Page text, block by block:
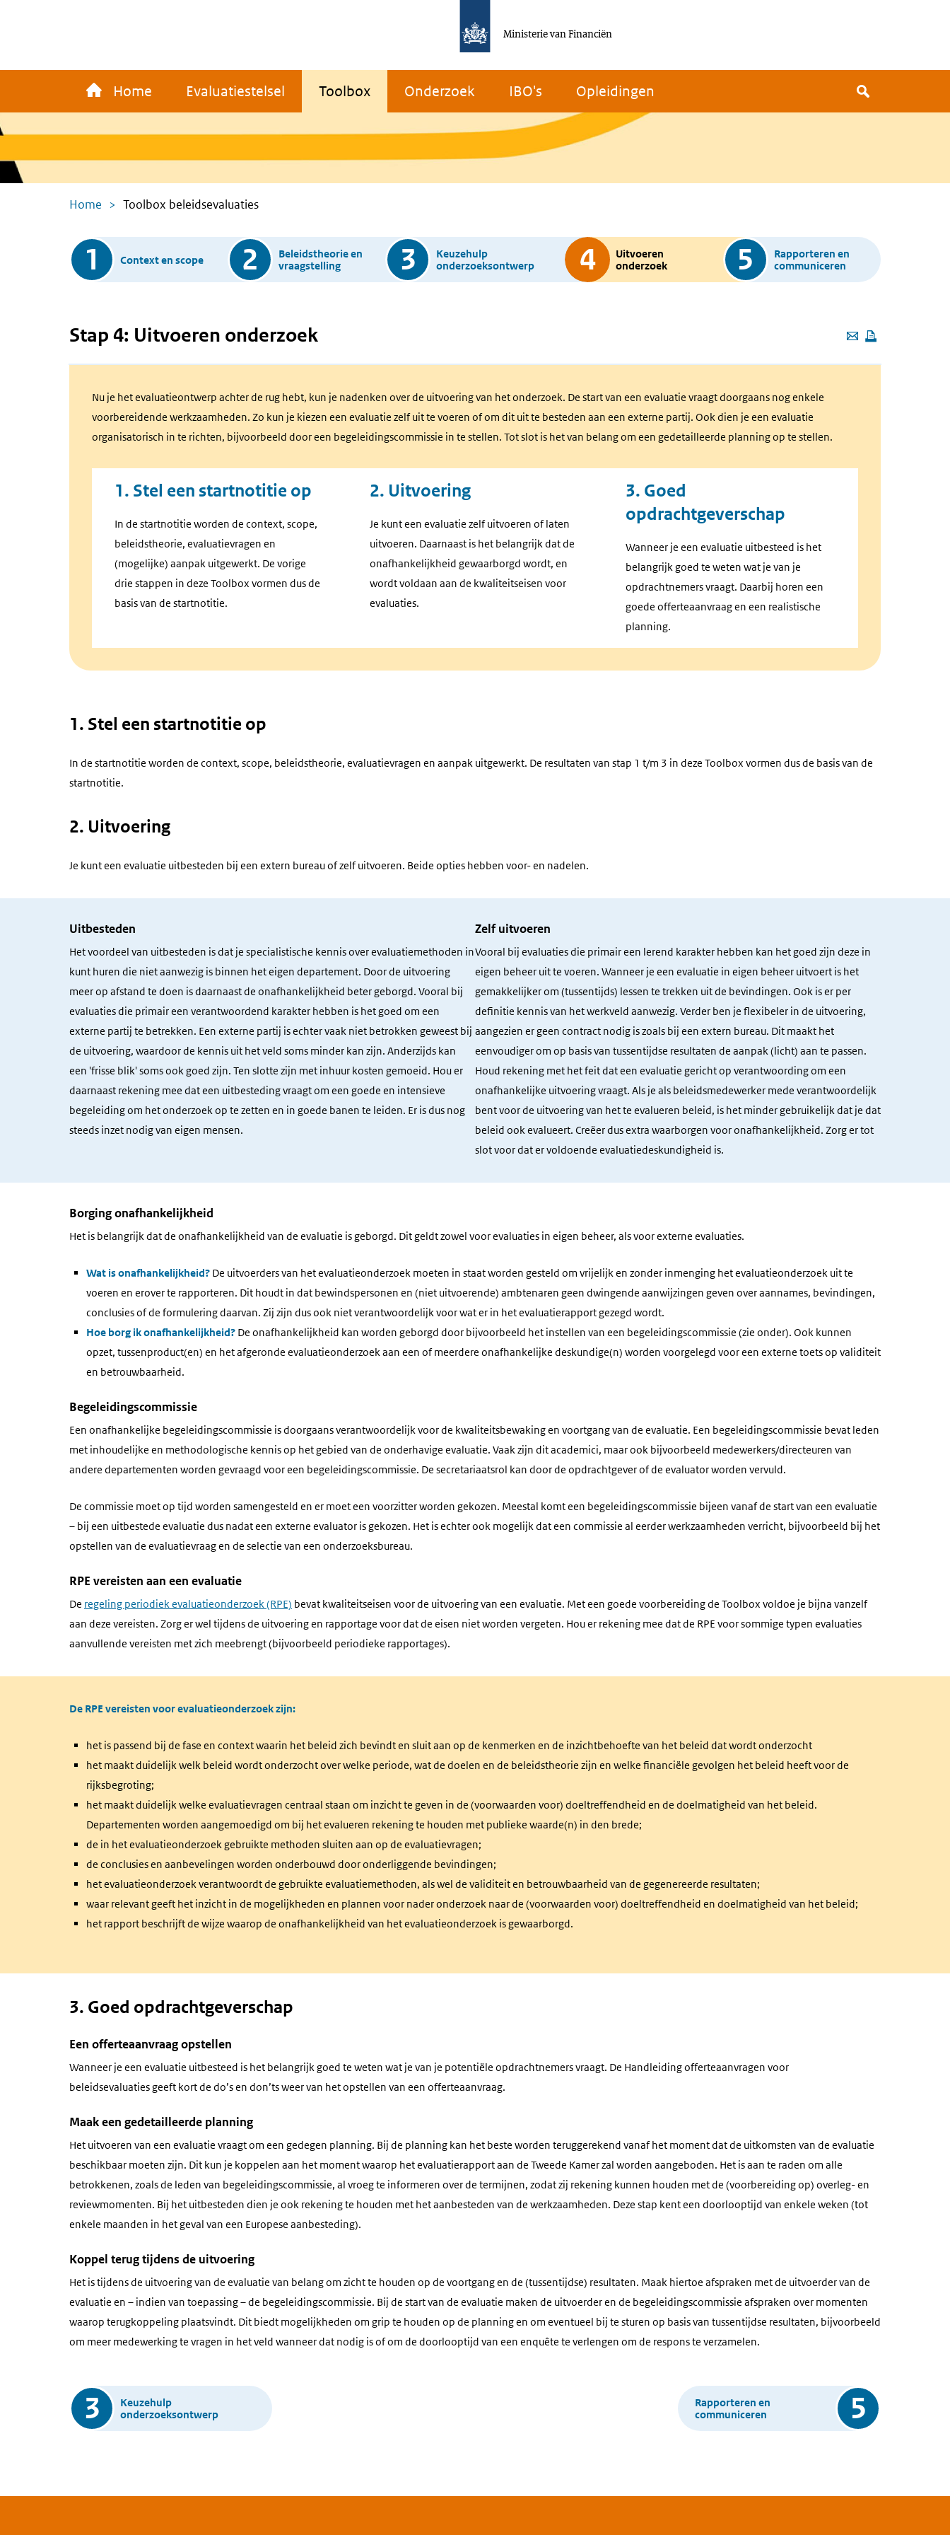
de
Ministerie van Financiën
Main
Home Evaluatiestelsel Toolbox Onderzoek IBO's Opleidingen
Kruimelpad
Home Toolbox beleidsevaluaties
1 Context en scope 2
Beleidstheorie en
vraagstelling
3
Keuzehulp
onderzoeksontwerp
4
Uitvoeren
onderzoek
5
Rapporteren en
communiceren
Deze
pagina
Stap 4: Uitvoeren onderzoek
Stap
4:
Uitvoeren
Nu je het evaluatieontwerp achter de rug hebt, kun je nadenken over de uitvoering van het onderzoek. De start van een evaluatie vraagt doorgaans nog enkele
voorbereidende werkzaamheden. Zo kun je kiezen een evaluatie zelf uit te voeren of om dit uit te besteden aan een externe partij. Ook dien je een evaluatie
organisatorisch in te richten, bijvoorbeeld door een begeleidingscommissie in te stellen. Tot slot is het van belang om een gedetailleerde planning op te stellen.
1. Stel een startnotitie op
In de startnotitie worden de context, scope,
beleidstheorie, evaluatievragen en
(mogelijke) aanpak uitgewerkt. De vorige
drie stappen in deze Toolbox vormen dus de
basis van de startnotitie.
2. Uitvoering
Je kunt een evaluatie zelf uitvoeren of laten
uitvoeren. Daarnaast is het belangrijk dat de
onafhankelijkheid gewaarborgd wordt, en
wordt voldaan aan de kwaliteitseisen voor
evaluaties.
3. Goed
opdrachtgeverschap
Wanneer je een evaluatie uitbesteed is het
belangrijk goed te weten wat je van je
opdrachtnemers vraagt. Daarbij horen een
goede offerteaanvraag en een realistische
planning.
1. Stel een startnotitie op
In de startnotitie worden de context, scope, beleidstheorie, evaluatievragen en aanpak uitgewerkt. De resultaten van stap 1 t/m 3 in deze Toolbox vormen dus de basis van de
startnotitie.
2. Uitvoering
Je kunt een evaluatie uitbesteden bij een extern bureau of zelf uitvoeren. Beide opties hebben voor- en nadelen.
Uitbesteden
Het voordeel van uitbesteden is dat je specialistische kennis over evaluatiemethoden in
kunt huren die niet aanwezig is binnen het eigen departement. Door de uitvoering
meer op afstand te doen is daarnaast de onafhankelijkheid beter geborgd. Vooral bij
evaluaties die primair een verantwoordend karakter hebben is het goed om een
externe partij te betrekken. Een externe partij is echter vaak niet betrokken geweest bij
de uitvoering, waardoor de kennis uit het veld soms minder kan zijn. Anderzijds kan
een 'frisse blik' soms ook goed zijn. Ten slotte zijn met inhuur kosten gemoeid. Hou er
daarnaast rekening mee dat een uitbesteding vraagt om een goede en intensieve
begeleiding om het onderzoek op te zetten en in goede banen te leiden. Er is dus nog
steeds inzet nodig van eigen mensen.
Zelf uitvoeren
Vooral bij evaluaties die primair een lerend karakter hebben kan het goed zijn deze in
eigen beheer uit te voeren. Wanneer je een evaluatie in eigen beheer uitvoert is het
gemakkelijker om (tussentijds) lessen te trekken uit de bevindingen. Ook is er per
definitie kennis van het werkveld aanwezig. Verder ben je flexibeler in de uitvoering,
aangezien er geen contract nodig is zoals bij een extern bureau. Dit maakt het
eenvoudiger om op basis van tussentijdse resultaten de aanpak (licht) aan te passen.
Houd rekening met het feit dat een evaluatie gericht op verantwoording om een
onafhankelijke uitvoering vraagt. Als je als beleidsmedewerker mede verantwoordelijk
bent voor de uitvoering van het te evalueren beleid, is het minder gebruikelijk dat je dat
beleid ook evalueert. Creëer dus extra waarborgen voor onafhankelijkheid. Zorg er tot
slot voor dat er voldoende evaluatiedeskundigheid is.
Borging onafhankelijkheid
Het is belangrijk dat de onafhankelijkheid van de evaluatie is geborgd. Dit geldt zowel voor evaluaties in eigen beheer, als voor externe evaluaties.
Wat is onafhankelijkheid? De uitvoerders van het evaluatieonderzoek moeten in staat worden gesteld om vrijelijk en zonder inmenging het evaluatieonderzoek uit te
voeren en erover te rapporteren. Dit houdt in dat bewindspersonen en (niet uitvoerende) ambtenaren geen dwingende aanwijzingen geven over aannames, bevindingen,
conclusies of de formulering daarvan. Zij zijn dus ook niet verantwoordelijk voor wat er in het evaluatierapport gezegd wordt.
Hoe borg ik onafhankelijkheid? De onafhankelijkheid kan worden geborgd door bijvoorbeeld het instellen van een begeleidingscommissie (zie onder). Ook kunnen
opzet, tussenproduct(en) en het afgeronde evaluatieonderzoek aan een of meerdere onafhankelijke deskundige(n) worden voorgelegd voor een externe toets op validiteit
en betrouwbaarheid.
Begeleidingscommissie
Een onafhankelijke begeleidingscommissie is doorgaans verantwoordelijk voor de kwaliteitsbewaking en voortgang van de evaluatie. Een begeleidingscommissie bevat leden
met inhoudelijke en methodologische kennis op het gebied van de onderhavige evaluatie. Vaak zijn dit academici, maar ook bijvoorbeeld medewerkers/directeuren van
andere departementen worden gevraagd voor een begeleidingscommissie. De secretariaatsrol kan door de opdrachtgever of de evaluator worden vervuld.
De commissie moet op tijd worden samengesteld en er moet een voorzitter worden gekozen. Meestal komt een begeleidingscommissie bijeen vanaf de start van een evaluatie
– bij een uitbestede evaluatie dus nadat een externe evaluator is gekozen. Het is echter ook mogelijk dat een commissie al eerder werkzaamheden verricht, bijvoorbeeld bij het
opstellen van de evaluatievraag en de selectie van een onderzoeksbureau.
RPE vereisten aan een evaluatie
De regeling periodiek evaluatieonderzoek (RPE) bevat kwaliteitseisen voor de uitvoering van een evaluatie. Met een goede voorbereiding de Toolbox voldoe je bijna vanzelf
aan deze vereisten. Zorg er wel tijdens de uitvoering en rapportage voor dat de eisen niet worden vergeten. Hou er rekening mee dat de RPE voor sommige typen evaluaties
aanvullende vereisten met zich meebrengt (bijvoorbeeld periodieke rapportages).
De RPE vereisten voor evaluatieonderzoek zijn:
het is passend bij de fase en context waarin het beleid zich bevindt en sluit aan op de kenmerken en de inzichtbehoefte van het beleid dat wordt onderzocht
het maakt duidelijk welk beleid wordt onderzocht over welke periode, wat de doelen en de beleidstheorie zijn en welke financiële gevolgen het beleid heeft voor de
rijksbegroting;
het maakt duidelijk welke evaluatievragen centraal staan om inzicht te geven in de (voorwaarden voor) doeltreffendheid en de doelmatigheid van het beleid.
Departementen worden aangemoedigd om bij het evalueren rekening te houden met publieke waarde(n) in den brede;
de in het evaluatieonderzoek gebruikte methoden sluiten aan op de evaluatievragen;
de conclusies en aanbevelingen worden onderbouwd door onderliggende bevindingen;
het evaluatieonderzoek verantwoordt de gebruikte evaluatiemethoden, als wel de validiteit en betrouwbaarheid van de gegenereerde resultaten;
waar relevant geeft het inzicht in de mogelijkheden en plannen voor nader onderzoek naar de (voorwaarden voor) doeltreffendheid en doelmatigheid van het beleid;
het rapport beschrijft de wijze waarop de onafhankelijkheid van het evaluatieonderzoek is gewaarborgd.
3. Goed opdrachtgeverschap
Een offerteaanvraag opstellen
Wanneer je een evaluatie uitbesteed is het belangrijk goed te weten wat je van je potentiële opdrachtnemers vraagt. De Handleiding offerteaanvragen voor
beleidsevaluaties geeft kort de do’sen don’tsweer van het opstellen van een offerteaanvraag.
Maak een gedetailleerde planning
Het uitvoeren van een evaluatie vraagt om een gedegen planning. Bij de planning kan het beste worden teruggerekend vanaf het moment dat de uitkomsten van de evaluatie
beschikbaar moeten zijn. Dit kun je koppelen aan het moment waarop het evaluatierapport aan de Tweede Kamer zal worden aangeboden. Het is aan te raden om alle
betrokkenen, zoals de leden van begeleidingscommissie, al vroeg te informeren over de termijnen, zodat zij rekening kunnen houden met de (voorbereiding op) overleg- en
reviewmomenten. Bij het uitbesteden dien je ook rekening te houden met het aanbesteden van de werkzaamheden. Deze stap kent een doorlooptijd van enkele weken (tot
enkele maanden in het geval van een Europese aanbesteding).
Koppel terug tijdens de uitvoering
Het is tijdens de uitvoering van de evaluatie van belang om zicht te houden op de voortgang en de (tussentijdse) resultaten. Maak hiertoe afspraken met de uitvoerder van de
evaluatie en – indien van toepassing – de begeleidingscommissie. Bij de start van de evaluatie maken de uitvoerder en de begeleidingscommissie afspraken over momenten
waarop terugkoppeling plaatsvindt. Dit biedt mogelijkheden om grip te houden op de planning en om eventueel bij te sturen op basis van tussentijdse resultaten, bijvoorbeeld
om meer medewerking te vragen in het veld wanneer dat nodig is of om de doorlooptijd van een enquête te verlengen om de respons te verzamelen.
3
Keuzehulp
onderzoeksontwerp
5
Rapporteren en
communiceren